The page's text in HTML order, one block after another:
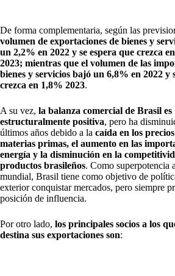
De forma complementaria, según las
volumen de exportaciones de bienes y
un 2,2% en 2022 y se espera que crezca
2023; mientras que el volumen de las
bienes y servicios bajó un 6,8% en 2022 y
crezca en 1,8% 2023.
A su vez, la balanza comercial de Brasil es
estructuralmente positiva, pero ha
últimos años debido a la caída en los
materias primas, el aumento en las
energía y la disminución en la
productos brasileños. Como superpotencia
mundial, Brasil tiene como objetivo de
exterior conquistar mercados, pero siempre
posición de influencia.
Por otro lado, los principales socios a los
destina sus exportaciones son: